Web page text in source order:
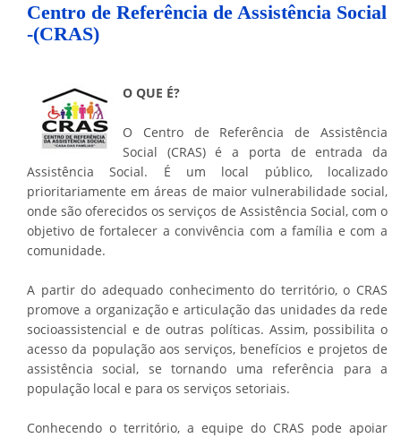
Centro de Referência de Assistência Social
-(CRAS)
O QUE É?
O Centro de Referência de Assistência
Social (CRAS) é a porta de entrada da
Assistência Social. É um local público, localizado
prioritariamente em áreas de maior vulnerabilidade social,
onde são oferecidos os serviços de Assistência Social, com o
objetivo de fortalecer a convivência com a família e com a
comunidade.
A partir do adequado conhecimento do território, o CRAS
promove a organização e articulação das unidades da rede
socioassistencial e de outras políticas. Assim, possibilita o
acesso da população aos serviços, benefícios e projetos de
assistência social, se tornando uma referência para a
população local e para os serviços setoriais.
Conhecendo o território, a equipe do CRAS pode apoiar